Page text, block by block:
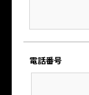
電話番号